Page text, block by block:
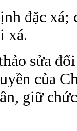
đặc xá;
xá.
sửa
của
giữ